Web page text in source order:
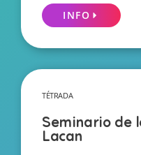
INFO
TÉTRADA
Seminario de
Lacan